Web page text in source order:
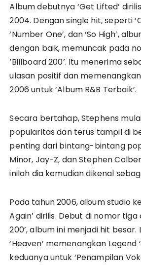
Album debutnya ‘Get Lifted’
2004. Dengan single hit, seperti
‘Number One’, dan ‘So High’,
dengan baik, memuncak pada
‘Billboard 200’. Itu menerima
ulasan positif dan memenangkan
2006 untuk ‘Album R&B Terbaik’.
Secara bertahap, Stephens
popularitas dan terus tampil di
penting dari bintang-bintang
Minor, Jay-Z, dan Stephen
inilah dia kemudian dikenal
Pada tahun 2006, album studio
Again’ dirilis. Debut di nomor tiga
200’, album ini menjadi hit besar.
‘Heaven’ memenangkan Legend
keduanya untuk ‘Penampilan